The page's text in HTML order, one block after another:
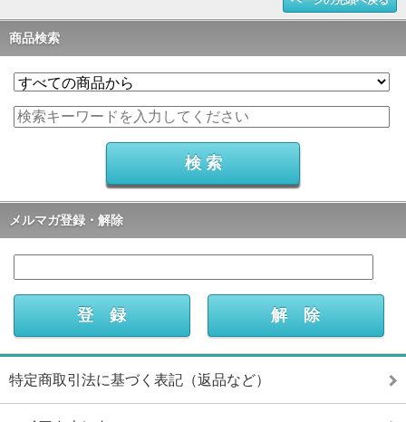
商品検索
メルマガ登録・解除
特定商取引法に基づく表記（返品など）